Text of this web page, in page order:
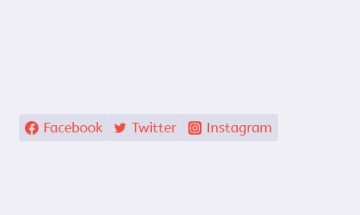
Facebook Twitter Instagram